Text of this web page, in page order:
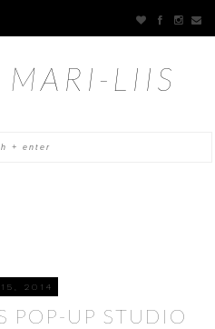
MARI-LIIS
2014
POP-UP STUDIO